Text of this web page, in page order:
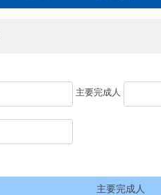
主要完成人
主要完成人